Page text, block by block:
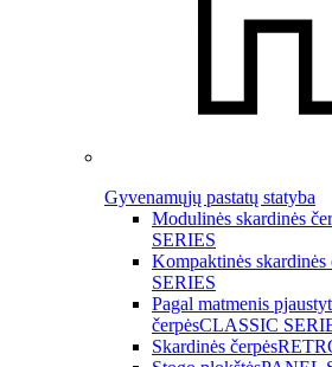
Gyvenamųjų pastatų statyba
Modulinės skardinės
SERIES
Kompaktinės skardinės
SERIES
Pagal matmenis
čerpėsCLASSIC
Skardinės čerpės